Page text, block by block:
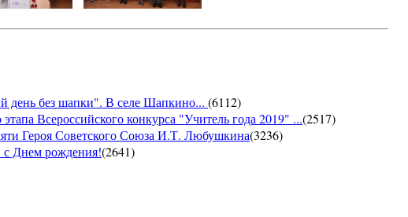
день без шапки". В селе Шапкино... (6112)
Всероссийского конкурса "Учитель года 2019" ...(2517)
Героя Советского Союза И.Т. Любушкина(3236)
с Днем рождения!(2641)